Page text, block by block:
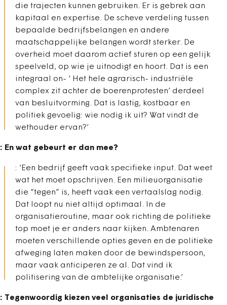
die trajecten kunnen gebruiken. Er is gebrek aan
kapitaal en expertise. De scheve verdeling tussen
bepaalde bedrijfsbelangen en andere
maatschappelijke belangen wordt sterker. De
overheid moet daarom actief sturen op een gelijk
speelveld, op wie je uitnodigt en hoort. Dat is een
integraal on- ‘ Het hele agrarisch- industriële
complex zit achter de boerenprotesten’ derdeel
van besluitvorming. Dat is lastig, kostbaar en
politiek gevoelig: wie nodig ik uit? Wat vindt de
wethouder ervan?’
: En wat gebeurt er dan mee?
: ‘Een bedrijf geeft vaak specifieke input. Dat weet
wat het moet opschrijven. Een milieuorganisatie
die “tegen” is, heeft vaak een vertaalslag nodig.
Dat loopt nu niet altijd optimaal. In de
organisatieroutine, maar ook richting de politieke
top moet je er anders naar kijken. Ambtenaren
moeten verschillende opties geven en de politieke
afweging laten maken door de bewindspersoon,
maar vaak anticiperen ze al. Dat vind ik
politisering van de ambtelijke organisatie.’
: Tegenwoordig kiezen veel organisaties de juridische